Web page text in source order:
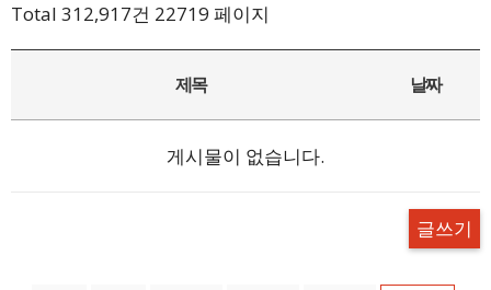
Total 312,917건 22719 페이지
제목 날짜
게시물이 없습니다.
글쓰기